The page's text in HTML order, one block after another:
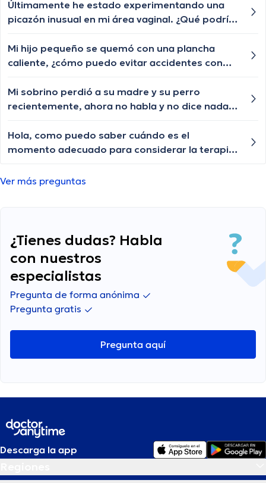
Últimamente he estado experimentando una
picazón inusual en mi área vaginal. ¿Qué podría
aliviarla?
Mi hijo pequeño se quemó con una plancha
caliente, ¿cómo puedo evitar accidentes con
Mi sobrino perdió a su madre y su perro
recientemente, ahora no habla y no dice nada,
tema y se molesta mucho y dice que no quiere
que le tengan lastima. Que puedo hacer? Estoy
Hola, como puedo saber cuándo es el
momento adecuado para considerar la terapia
Ver más preguntas
¿Tienes dudas? Habla
con nuestros
especialistas
Pregunta de forma anónima
Pregunta gratis
Pregunta aquí
Descarga la app